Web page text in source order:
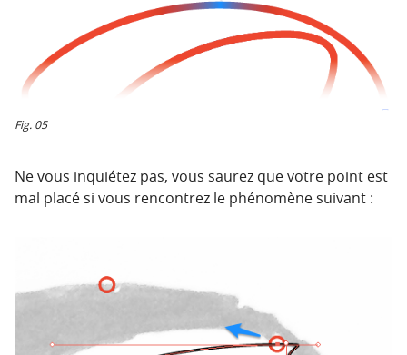
Fig. 05
Ne vous inquiétez pas, vous saurez que votre point est
mal placé si vous rencontrez le phénomène suivant :